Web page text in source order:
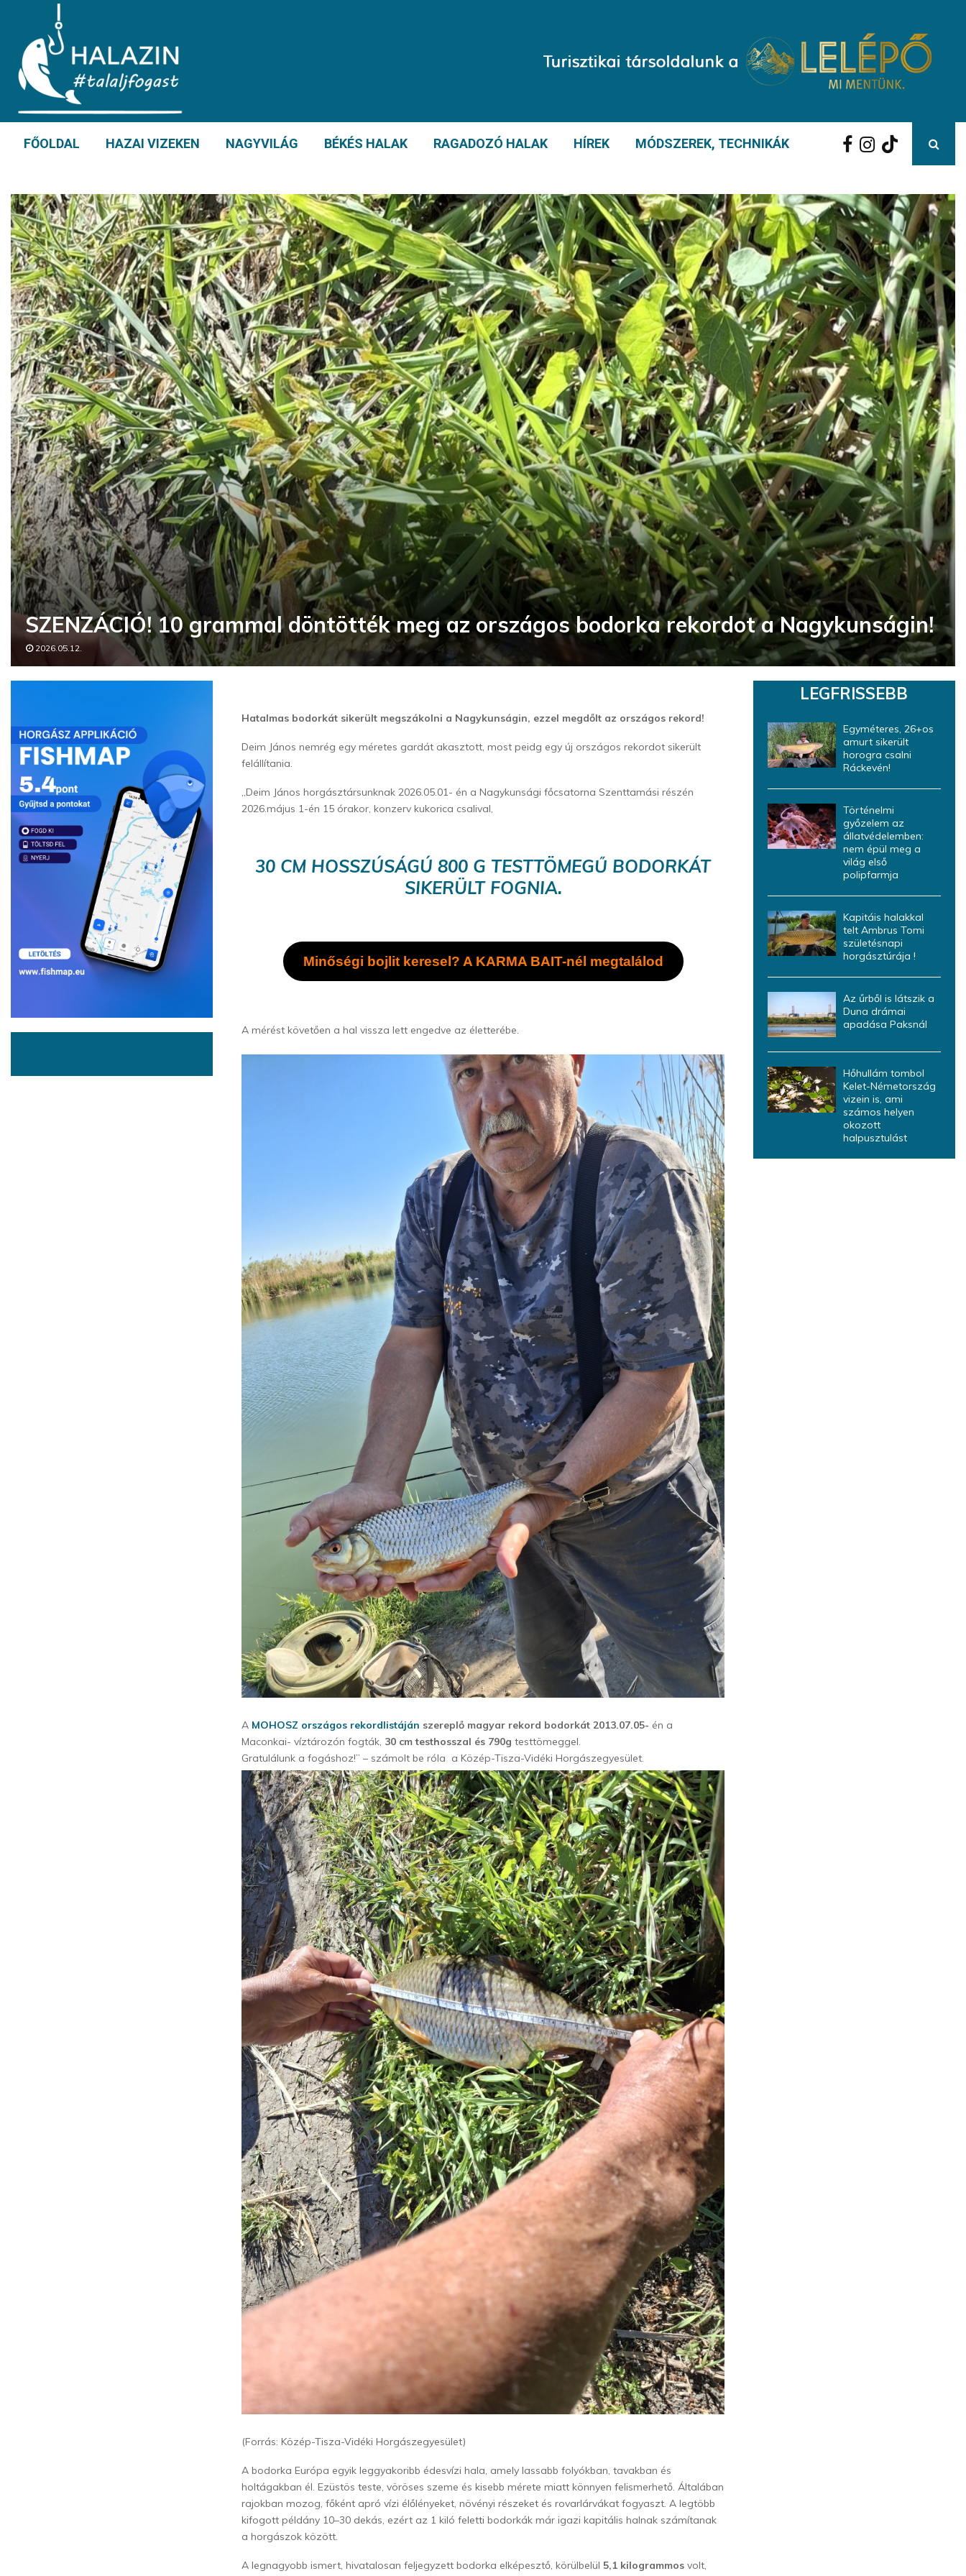
FŐOLDAL HAZAI VIZEKEN NAGYVILÁG BÉKÉS HALAK RAGADOZÓ HALAK HÍREK MÓDSZEREK, TECHNIKÁK
SZENZÁCIÓ! 10 grammal döntötték meg az országos bodorka rekordot a Nagykunságin!
2026.05.12.
Hatalmas bodorkát sikerült megszákolni a Nagykunságin, ezzel megdőlt az országos rekord!
Deim János nemrég egy méretes gardát akasztott, most peidg egy új országos rekordot sikerült
felállítania.
„Deim János horgásztársunknak 2026.05.01- én a Nagykunsági főcsatorna Szenttamási részén
2026.május 1-én 15 órakor, konzerv kukorica csalival,
30 CM HOSSZÚSÁGÚ 800 G TESTTÖMEGŰ BODORKÁT
SIKERÜLT FOGNIA.
Minőségi bojlit keresel? A KARMA BAIT-nél megtalálod
A mérést követően a hal vissza lett engedve az életterébe.
A MOHOSZ országos rekordlistáján szereplő magyar rekord bodorkát 2013.07.05- én a
Maconkai- víztározón fogták, 30 cm testhosszal és 790g testtömeggel.
Gratulálunk a fogáshoz!” – számolt be róla a Közép-Tisza-Vidéki Horgászegyesület.
(Forrás: Közép-Tisza-Vidéki Horgászegyesület)
Abodorka Európa egyik leggyakoribb édesvízi hala, amely lassabb folyókban, tavakban és
holtágakban él. Ezüstös teste, vöröses szeme és kisebb mérete miatt könnyen felismerhető. Általában
rajokban mozog, főként apró vízi élőlényeket, növényi részeket és rovarlárvákat fogyaszt. A legtöbb
kifogott példány 10–30 dekás, ezért az 1 kiló feletti bodorkák már igazi kapitális halnak számítanak
a horgászok között.
A legnagyobb ismert, hivatalosan feljegyzett bodorka elképesztő, körülbelül 5,1 kilogrammos volt,
LEGFRISSEBB
Egyméteres, 26+os
amurt sikerült
horogra csalni
Ráckevén!
Történelmi
győzelem az
állatvédelemben:
nem épül meg a
világ első
polipfarmja
Kapitáis halakkal
telt Ambrus Tomi
születésnapi
horgásztúrája !
Az űrből is látszik a
Duna drámai
apadása Paksnál
Hőhullám tombol
Kelet-Németország
vizein is, ami
számos helyen
okozott
halpusztulást